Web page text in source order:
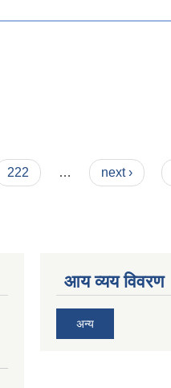
222 … next ›
आय व्यय विवरण
अन्य